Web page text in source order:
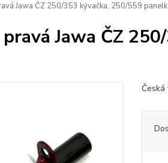
Jawa ČZ 250/353 kývačka, 250/559
Jawa ČZ
Česká